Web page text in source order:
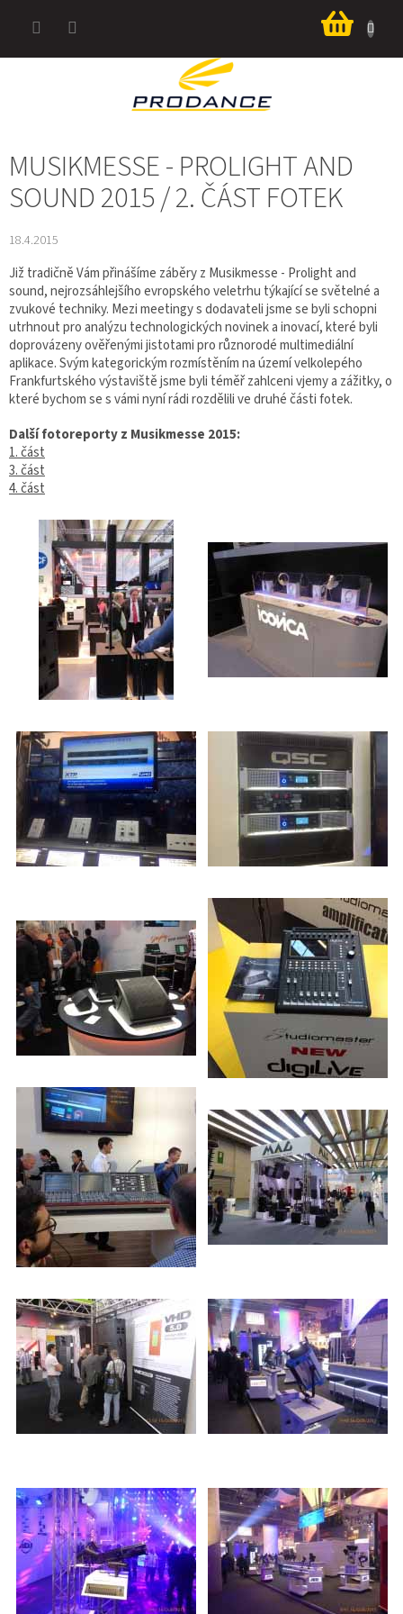
košík
MUSIKMESSE - PROLIGHT AND
SOUND 2015 / 2. ČÁST FOTEK
18.4.2015
Již tradičně Vám přinášíme záběry z Musikmesse - Prolight and
sound, nejrozsáhlejšího evropského veletrhu týkající se světelné a
zvukové techniky. Mezi meetingy s dodavateli jsme se byli schopni
utrhnout pro analýzu technologických novinek a inovací, které byli
doprovázeny ověřenými jistotami pro různorodé multimediální
aplikace. Svým kategorickým rozmístěním na území velkolepého
Frankfurtského výstaviště jsme byli téměř zahlceni vjemy a zážitky, o
které bychom se s vámi nyní rádi rozdělili ve druhé části fotek.
Další fotoreporty z Musikmesse 2015:
1. část
3. část
4. část